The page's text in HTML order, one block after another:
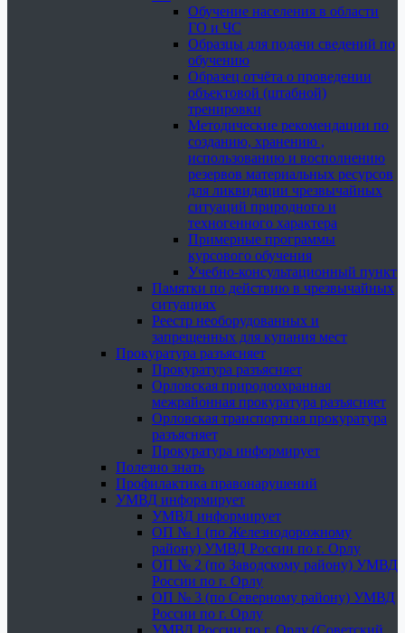
Обучение населения в области
ГО и ЧС
Образцы для подачи сведений по
обучению
Образец отчёта о проведении
объектовой (штабной)
тренировки
Методические рекомендации по
созданию, хранению ,
использованию и восполнению
резервов материальных ресурсов
для ликвидации чрезвычайных
ситуаций природного и
техногенного характера
Примерные программы
курсового обучения
Учебно-консультационный пункт
Памятки по действию в чрезвычайных
ситуациях
Реестр необорудованных и
запрещенных для купания мест
Прокуратура разъясняет
Прокуратура разъясняет
Орловская природоохранная
межрайонная прокуратура разъясняет
Орловская транспортная прокуратура
разъясняет
Прокуратура информирует
Полезно знать
Профилактика правонарушений
УМВД информирует
УМВД информирует
ОП № 1 (по Железнодорожному
району) УМВД России по г. Орлу
ОП № 2 (по Заводскому району) УМВД
России по г. Орлу
ОП № 3 (по Северному району) УМВД
России по г. Орлу
УМВД России по г. Орлу (Советский